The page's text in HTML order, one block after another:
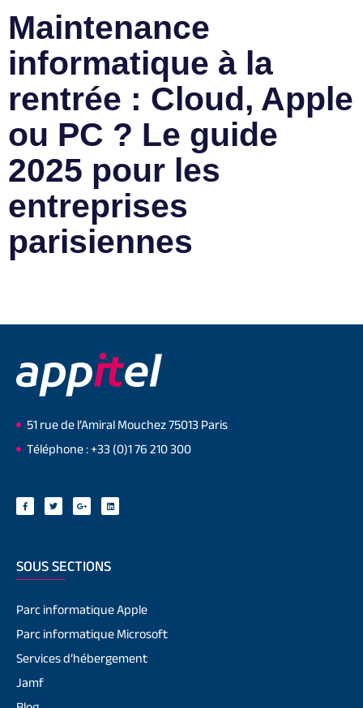
Maintenance
informatique à la
rentrée : Cloud, Apple
ou PC ? Le guide
2025 pour les
entreprises
parisiennes
51 rue de l’Amiral Mouchez 75013 Paris
Téléphone : +33 (0)1 76 210 300
SOUS SECTIONS
Parc informatique Apple
Parc informatique Microsoft
Services d’hébergement
Jamf